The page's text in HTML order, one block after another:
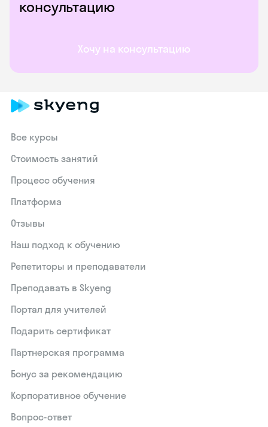
консультацию
Хочу на консультацию
Все курсы
Стоимость занятий
Процесс обучения
Платформа
Отзывы
Наш подход к обучению
Репетиторы и преподаватели
Преподавать в Skyeng
Портал для учителей
Подарить сертификат
Партнерская программа
Бонус за рекомендацию
Корпоративное обучение
Вопрос-ответ